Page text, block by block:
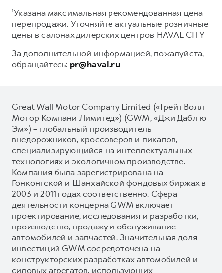
¹Указана максимальная рекомендованная цена
перепродажи. Уточняйте актуальные розничные
цены в салонах дилерских центров HAVAL CITY
За дополнительной информацией, пожалуйста,
обращайтесь: pr@haval.ru
Great Wall Motor Company Limited («Грейт Волл
Мотор Компани Лимитед») (GWM, «Джи Дабл ю
Эм») – глобальный производитель
внедорожников, кроссоверов и пикапов,
специализирующийся на интеллектуальных
технологиях и экологичном производстве.
Компания была зарегистрирована на
Гонконгской и Шанхайской фондовых биржах в
2003 и 2011 годах соответственно. Сфера
деятельности концерна GWM включает
проектирование, исследования и разработки,
производство, продажу и обслуживание
автомобилей и запчастей. Значительная доля
инвестиций GWM сосредоточена на
конструкторских разработках автомобилей и
силовых агрегатов, использующих